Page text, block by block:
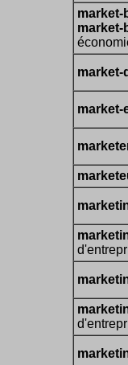
market-
market-
market-